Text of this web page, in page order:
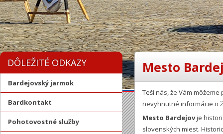
DÔLEŽITÉ ODKAZY
Bardejovský jarmok
Bardkontakt
Pohotovostné služby
Mesto
Teší nás, že Vám
nevyhnutné informácie o
Mesto Bardejovje
slovenských miest.